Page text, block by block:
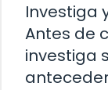
Investiga
Antes de
investiga